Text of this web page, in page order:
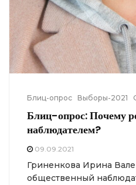
Блиц-опрос Выборы-2021
Блиц-опрос: Почему
наблюдателем?
09.09.2021
Гриненкова Ирина
общественный